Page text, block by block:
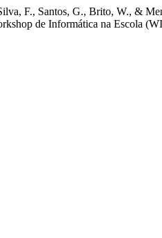
F., Santos, G., Brito, W., &
de Informática na Escola